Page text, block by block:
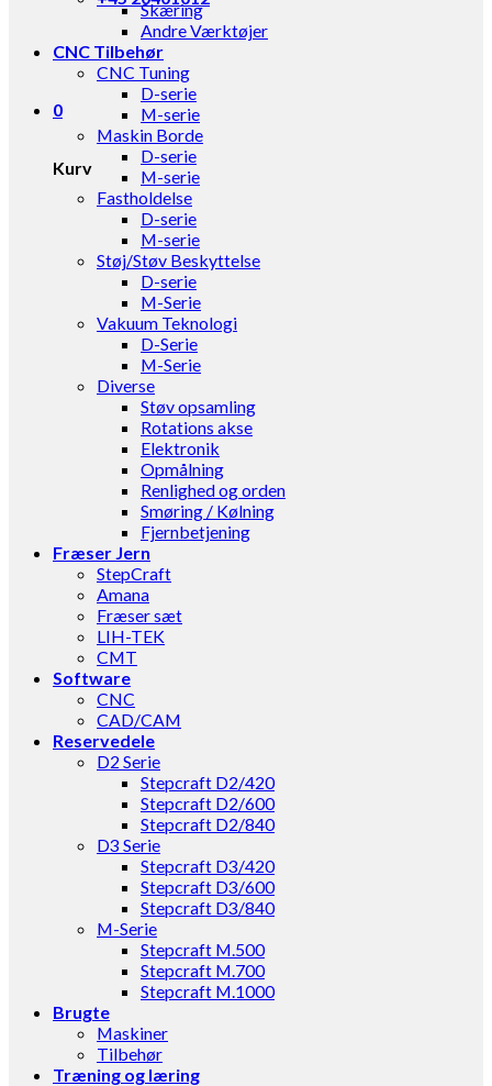
0
Kurv
Skæring
Andre Værktøjer
CNC Tilbehør
CNC Tuning
D-serie
M-serie
Maskin Borde
D-serie
M-serie
Fastholdelse
D-serie
M-serie
Støj/Støv Beskyttelse
D-serie
M-Serie
Vakuum Teknologi
D-Serie
M-Serie
Diverse
Støv opsamling
Rotations akse
Elektronik
Opmålning
Renlighed og orden
Smøring / Kølning
Fjernbetjening
Fræser Jern
StepCraft
Amana
Fræser sæt
LIH-TEK
CMT
Software
CNC
CAD/CAM
Reservedele
D2 Serie
Stepcraft D2/420
Stepcraft D2/600
Stepcraft D2/840
D3 Serie
Stepcraft D3/420
Stepcraft D3/600
Stepcraft D3/840
M-Serie
Stepcraft M.500
Stepcraft M.700
Stepcraft M.1000
Brugte
Maskiner
Tilbehør
Træning og læring